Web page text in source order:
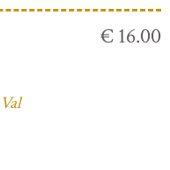
€ 16.00